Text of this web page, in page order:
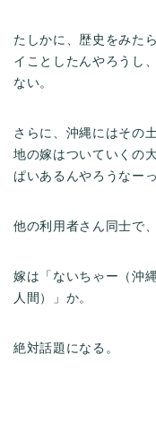
たしかに、歴史をみた
イことしたんやろうし
ない。
さらに、沖縄にはその
地の嫁はついていくの
ぱいあるんやろうなー
他の利用者さん同士で
嫁は「ないちゃー（沖
人間）」か。
絶対話題になる。